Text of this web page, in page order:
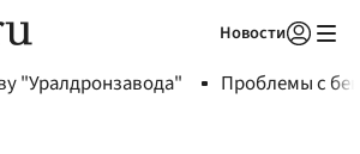
Новости
"Уралдронзавода" Проблемы с